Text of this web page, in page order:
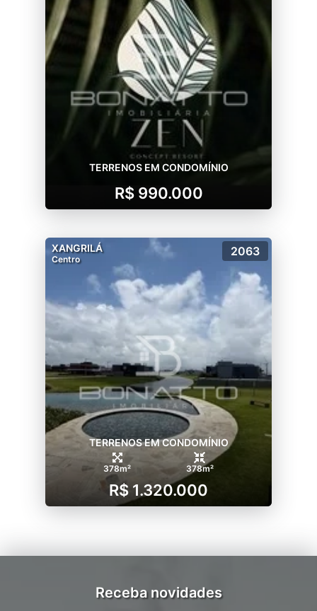
TERRENOS EM CONDOMÍNIO
R$ 990.000
XANGRILÁ
Centro
2063
TERRENOS EM CONDOMÍNIO
378m² 378m²
R$ 1.320.000
Receba novidades